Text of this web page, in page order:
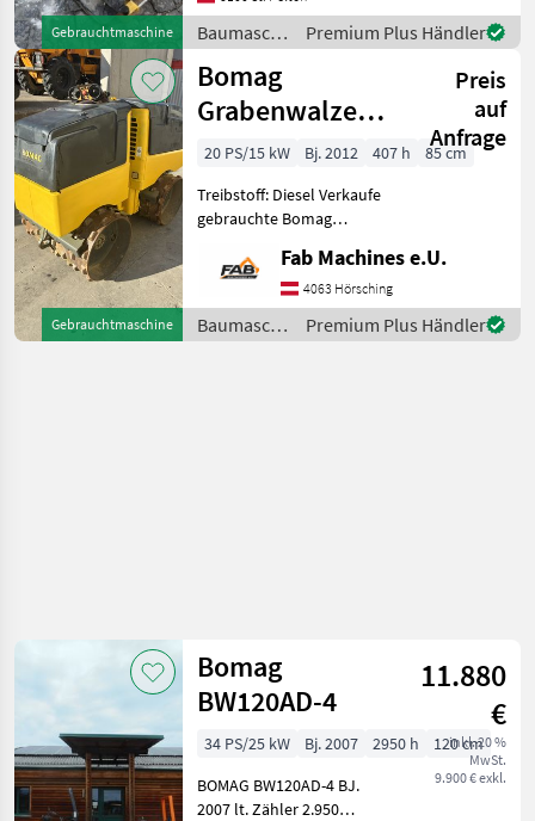
Gebrauchtmaschine
Baumaschinen
/ Bomag
Premium Plus Händler
Gebrauchtmaschine
Bomag
Grabenwalze
BMP8500
Preis
auf
Anfrage
20 PS/15 kW Bj. 2012 407 h
85 cm
Treibstoff: Diesel Verkaufe
gebrauchte Bomag
Motor Betriebsgewicht:
1595kg Arbeitsbreite: 85cm
Mietkauf möglich
Baumaschinen Walzen
Fab Machines e.U.
4063 Hörsching
Baumaschinen
/ Bomag
Premium Plus Händler
Bomag
BW120AD-4
11.880
€
inkl. 20 %
MwSt.
9.900 € exkl.
34 PS/25 kW Bj. 2007 2950 h
120 cm
BOMAG BW120AD-4 BJ.
2007 lt. Zähler 2.950